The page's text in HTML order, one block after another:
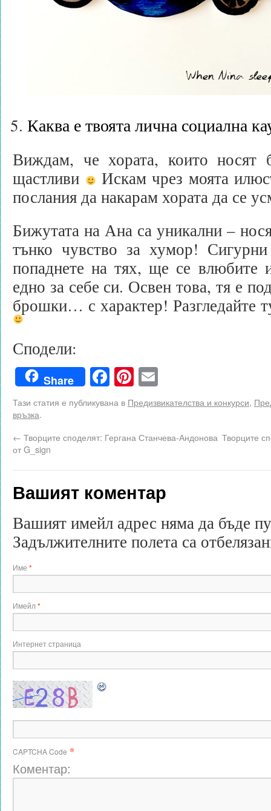
Каква е твоята лична социална
Виждам, че хората, които
щастливи
Искам чрез моята
послания да накарам хората да се
Бижутата на Ана са уникални –
тънко чувство за хумор!
попаднете на тях, ще се влюбите
едно за себе си. Освен това, тя е
брошки… с характер! Разгледайте
Сподели:
Share Facebook
Pinterest
Тази статия е публикувана в Предизвикателства и конкурси,
връзка.
← Творците споделят: Гергана Станчева-Андонова
от G_sign
Творците
Вашият коментар
Вашият имейл адрес няма да бъде
Задължителните полета са
Име *
Имейл *
Интернет страница
CAPTCHA Code *
Коментар: